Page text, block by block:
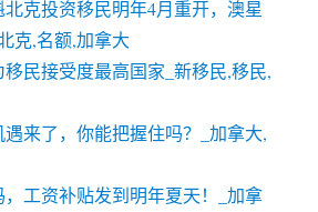
克投资移民明年4月重开，澳星
克,名额,加拿大
民接受度最高国家_新移民,移民,
来了，你能把握住吗？_加拿大,
工资补贴发到明年夏天！_加拿